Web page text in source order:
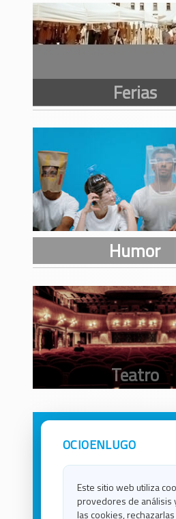
OCIOENLUGO
Este sitio web utiliza
provedores de análisis
las cookies,
Avisos Legales
Política de Cookies